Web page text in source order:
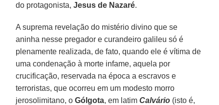
do protagonista,Jesus de Nazaré.
A suprema revelação do mistério divino que se
aninha nesse pregador e curandeiro galileu só é
plenamente realizada, de fato, quando ele é vítima de
uma condenação à morte infame, aquela por
crucificação, reservada na época a escravos e
terroristas, que ocorreu em um modesto morro
jerosolimitano, oGólgota, em latimCalvário (isto é,